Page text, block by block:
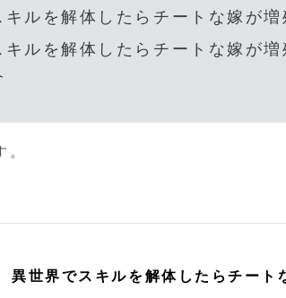
キルを解体したらチートな嫁が
キルを解体したらチートな嫁が
。
異世界でスキルを解体したらチー